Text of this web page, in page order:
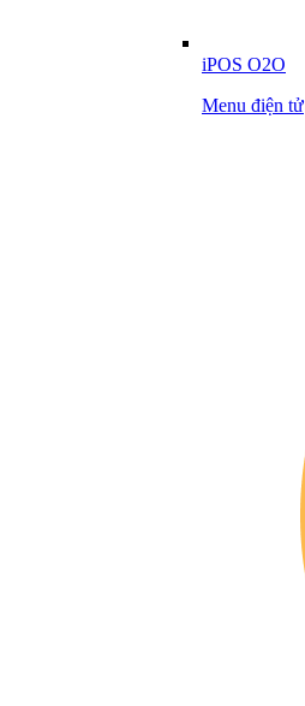
iPOS O2O
Menu điện tử